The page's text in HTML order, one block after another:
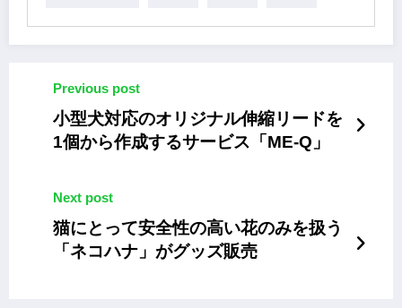
Previous post
小型犬対応のオリジナル伸縮リードを
1個から作成するサービス「ME-Q」
Next post
猫にとって安全性の高い花のみを扱う
「ネコハナ」がグッズ販売